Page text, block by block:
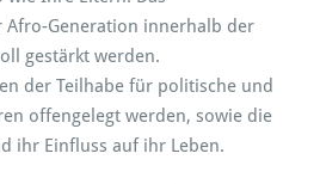
Afro-Generation innerhalb der
gestärkt werden.
der Teilhabe für politische und
offengelegt werden, sowie die
ihr Einfluss auf ihr Leben.